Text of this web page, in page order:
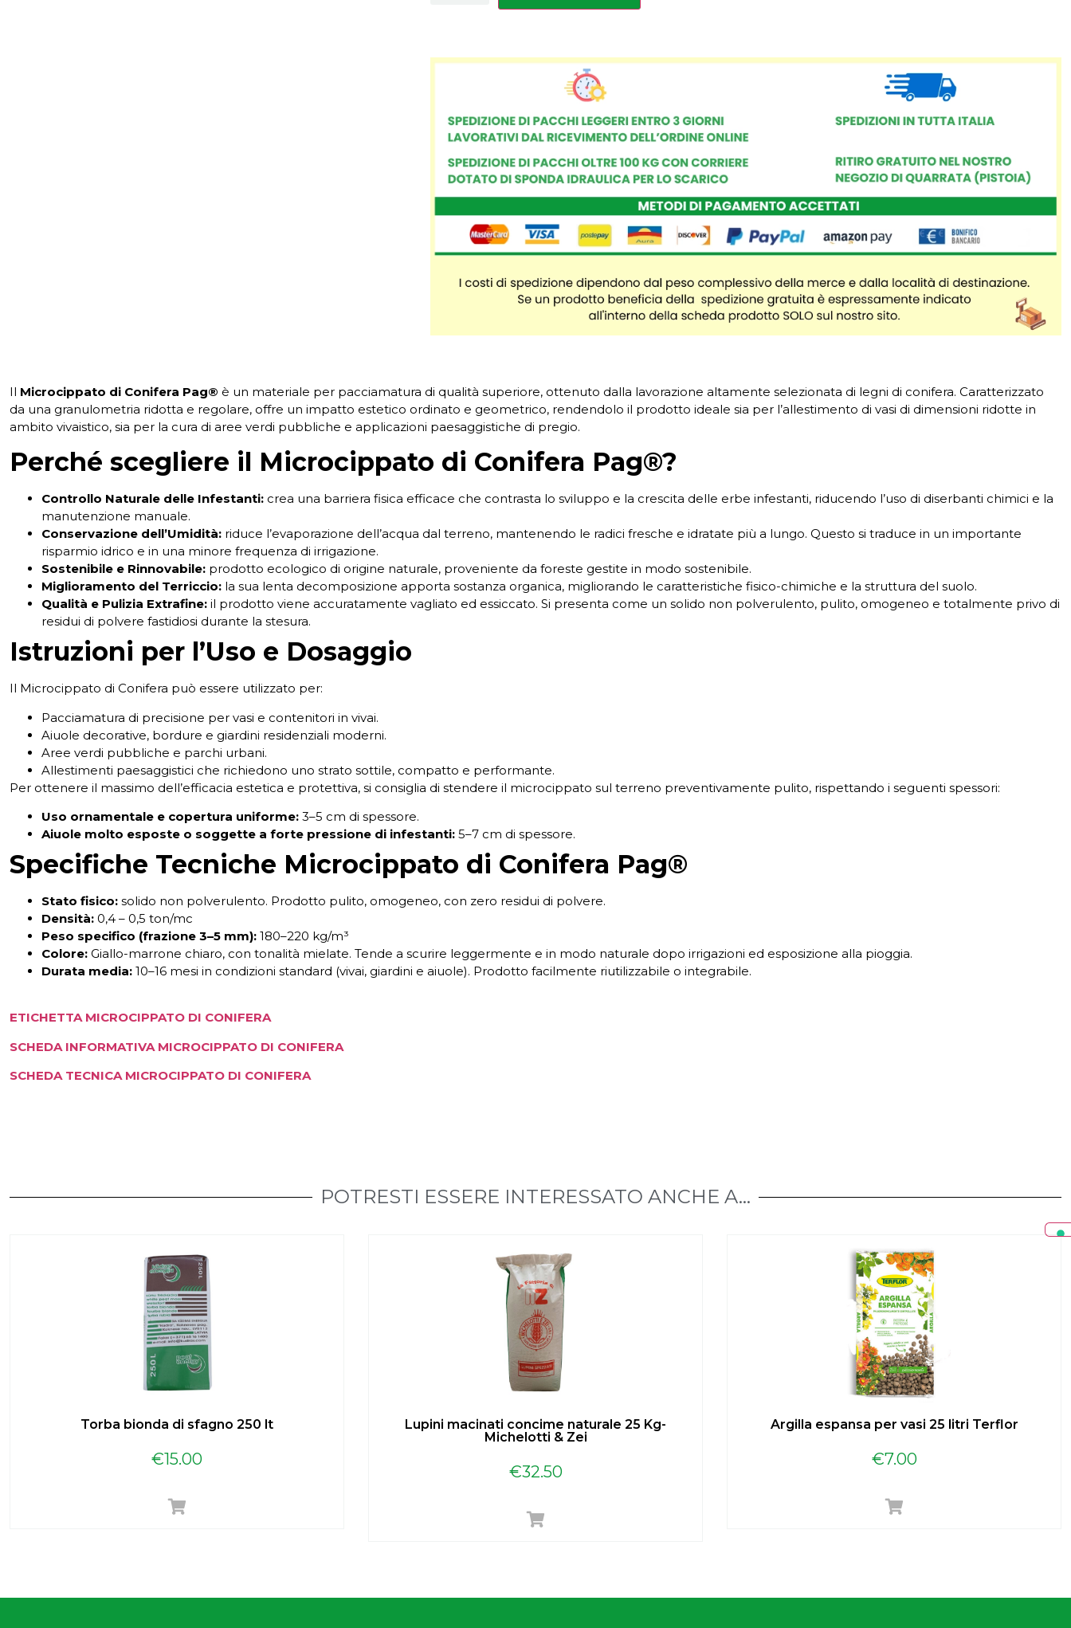
Il Microcippato di Conifera Pag® è un materiale per pacciamatura di qualità superiore, ottenuto dalla lavorazione altamente selezionata di legni di conifera. Caratterizzato
da una granulometria ridotta e regolare, offre un impatto estetico ordinato e geometrico, rendendolo il prodotto ideale sia per l’allestimento di vasi di dimensioni ridotte in
ambito vivaistico, sia per la cura di aree verdi pubbliche e applicazioni paesaggistiche di pregio.
Perché scegliere il Microcippato di Conifera Pag®?
Controllo Naturale delle Infestanti: crea una barriera fisica efficace che contrasta lo sviluppo e la crescita delle erbe infestanti, riducendo l’uso di diserbanti chimici e la
manutenzione manuale.
Conservazione dell’Umidità: riduce l’evaporazione dell’acqua dal terreno, mantenendo le radici fresche e idratate più a lungo. Questo si traduce in un importante
risparmio idrico e in una minore frequenza di irrigazione.
Sostenibile e Rinnovabile: prodotto ecologico di origine naturale, proveniente da foreste gestite in modo sostenibile.
Miglioramento del Terriccio: la sua lenta decomposizione apporta sostanza organica, migliorando le caratteristiche fisico-chimiche e la struttura del suolo.
Qualità e Pulizia Extrafine: il prodotto viene accuratamente vagliato ed essiccato. Si presenta come un solido non polverulento, pulito, omogeneo e totalmente privo di
residui di polvere fastidiosi durante la stesura.
Istruzioni per l’Uso e Dosaggio
Il Microcippato di Conifera può essere utilizzato per:
Pacciamatura di precisione per vasi e contenitori in vivai.
Aiuole decorative, bordure e giardini residenziali moderni.
Aree verdi pubbliche e parchi urbani.
Allestimenti paesaggistici che richiedono uno strato sottile, compatto e performante.
Per ottenere il massimo dell’efficacia estetica e protettiva, si consiglia di stendere il microcippato sul terreno preventivamente pulito, rispettando i seguenti spessori:
Uso ornamentale e copertura uniforme: 3–5 cm di spessore.
Aiuole molto esposte o soggette a forte pressione di infestanti: 5–7 cm di spessore.
Specifiche Tecniche Microcippato di Conifera Pag®
Stato fisico: solido non polverulento. Prodotto pulito, omogeneo, con zero residui di polvere.
Densità: 0,4 – 0,5 ton/mc
Peso specifico (frazione 3–5 mm): 180–220 kg/m³
Colore: Giallo-marrone chiaro, con tonalità mielate. Tende a scurire leggermente e in modo naturale dopo irrigazioni ed esposizione alla pioggia.
Durata media: 10–16 mesi in condizioni standard (vivai, giardini e aiuole). Prodotto facilmente riutilizzabile o integrabile.
ETICHETTA MICROCIPPATO DI CONIFERA
SCHEDA INFORMATIVA MICROCIPPATO DI CONIFERA
SCHEDA TECNICA MICROCIPPATO DI CONIFERA
POTRESTI ESSERE INTERESSATO ANCHE A...
Torba bionda di sfagno 250 lt
€15.00
Lupini macinati concime naturale 25 Kg-
Michelotti & Zei
€32.50
Argilla espansa per vasi 25 litri Terflor
€7.00